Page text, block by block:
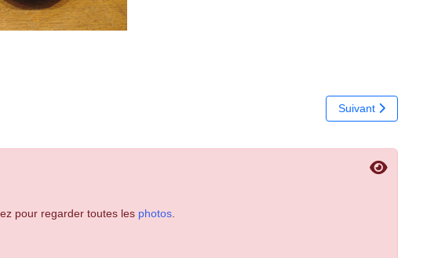
Article suivant :
Suivant
pour regarder toutes les photos